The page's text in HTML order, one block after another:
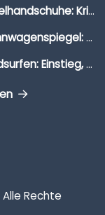
Segelhandschuhe: Kriterien, Materialien & Tipps
Wohnwagenspiegel: Auswahl, Preise & Montage
Windsurfen: Einstieg, Ausrüstung & Tipps
Rechte